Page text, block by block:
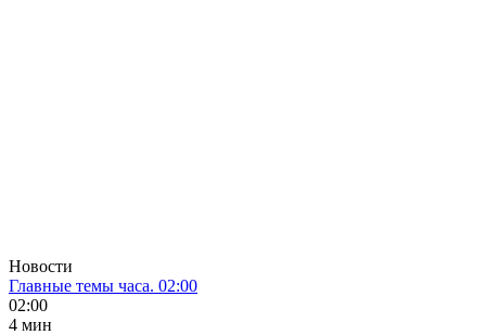
Новости
Главные темы часа. 02:00
02:00
4 мин